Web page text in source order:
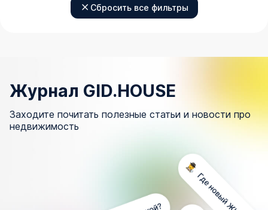
Сбросить все фильтры
Журнал GID.HOUSE
Заходите почитать полезные статьи и новости про
недвижимость